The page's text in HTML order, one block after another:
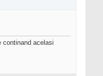
continand acelasi